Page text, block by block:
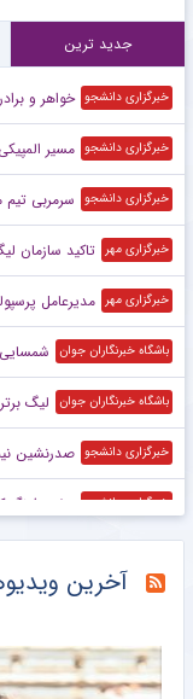
جدید ترین
خبرگزاری دانشجو خواهر و
خبرگزاری دانشجو مسیر المپیکی
خبرگزاری دانشجو سرمربی تیم
خبرگزاری مهر تاکید سازمان
خبرگزاری مهر مدیرعامل
باشگاه خبرنگاران جوان شمسایی:
باشگاه خبرنگاران جوان لیگ برتر فوتبال
خبرگزاری دانشجو صدرنشین
خبرگزاری دانشجو هفت
خبرگزاری دانشجو دختران
آخرین